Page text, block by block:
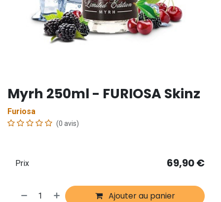
Myrh 250ml - FURIOSA Skinz
Furiosa
(0 avis)
Ajouter au panier
Prix 69,90€